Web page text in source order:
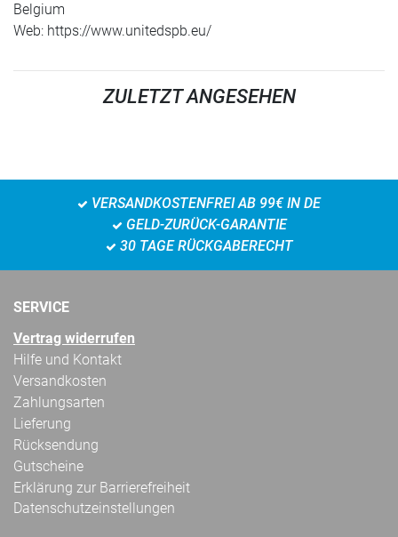
Belgium
Web: https://www.unitedspb.eu/
ZULETZT ANGESEHEN
VERSANDKOSTENFREI AB 99€ IN DE
GELD-ZURÜCK-GARANTIE
30 TAGE RÜCKGABERECHT
SERVICE
Vertrag widerrufen
Hilfe und Kontakt
Versandkosten
Zahlungsarten
Lieferung
Rücksendung
Gutscheine
Erklärung zur Barrierefreiheit
Datenschutzeinstellungen